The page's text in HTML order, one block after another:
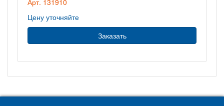
Арт. 131910
Цену уточняйте
Заказать